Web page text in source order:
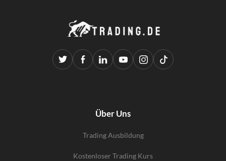
Über Uns
Trading Ausbildung
Kostenloser Trading Kurs